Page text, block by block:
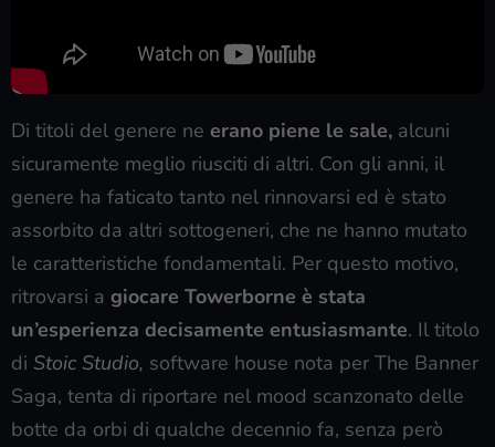
Di titoli del genere ne erano piene le sale, alcuni
sicuramente meglio riusciti di altri. Con gli anni, il
genere ha faticato tanto nel rinnovarsi ed è stato
assorbito da altri sottogeneri, che ne hanno mutato
le caratteristiche fondamentali. Per questo motivo,
ritrovarsi a giocare Towerborne è stata
un’esperienza decisamente entusiasmante. Il titolo
di Stoic Studio, software house nota per The Banner
Saga, tenta di riportare nel mood scanzonato delle
botte da orbi di qualche decennio fa, senza però